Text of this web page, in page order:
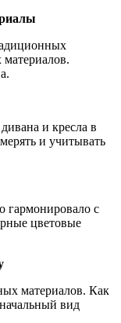
и кресла в
и учитывать
гармонировало с
цветовые
материалов. Как
вид